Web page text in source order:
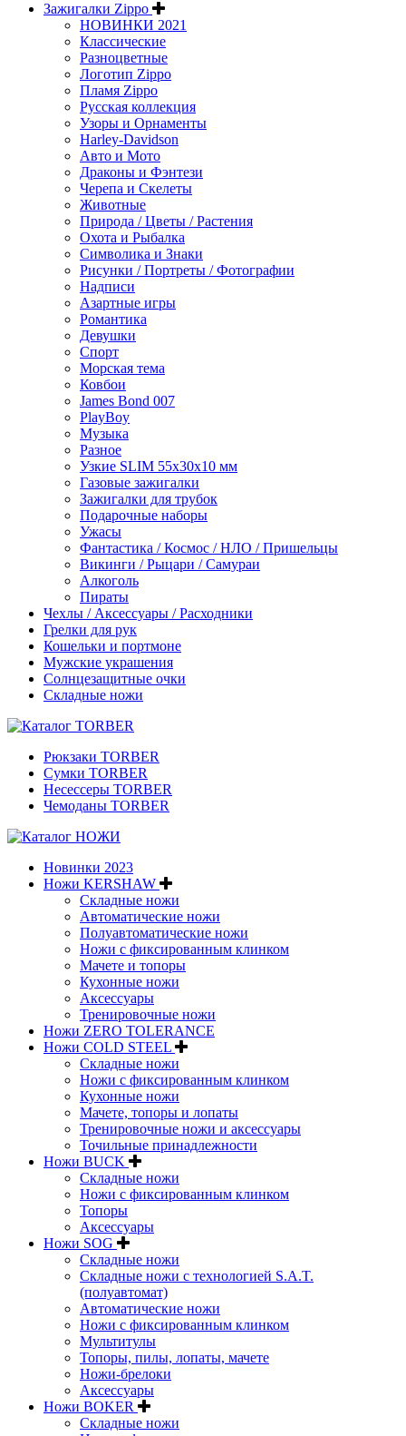
Зажигалки Zippo
НОВИНКИ 2021
Классические
Разноцветные
Логотип Zippo
Пламя Zippo
Русская коллекция
Узоры и Орнаменты
Harley-Davidson
Авто и Мото
Драконы и Фэнтези
Черепа и Скелеты
Животные
Природа / Цветы / Растения
Охота и Рыбалка
Символика и Знаки
Рисунки / Портреты / Фотографии
Надписи
Азартные игры
Романтика
Девушки
Спорт
Морская тема
Ковбои
James Bond 007
PlayBoy
Музыка
Разное
Узкие SLIM 55x30x10 мм
Газовые зажигалки
Зажигалки для трубок
Подарочные наборы
Ужасы
Фантастика / Космос / НЛО / Пришельцы
Викинги / Рыцари / Самураи
Алкоголь
Пираты
Чехлы / Аксессуары / Расходники
Грелки для рук
Кошельки и портмоне
Мужские украшения
Солнцезащитные очки
Складные ножи
Рюкзаки TORBER
Сумки TORBER
Несессеры TORBER
Чемоданы TORBER
Новинки 2023
Ножи KERSHAW
Складные ножи
Автоматические ножи
Полуавтоматические ножи
Ножи с фиксированным клинком
Мачете и топоры
Кухонные ножи
Аксессуары
Тренировочные ножи
Ножи ZERO TOLERANCE
Ножи COLD STEEL
Складные ножи
Ножи с фиксированным клинком
Кухонные ножи
Мачете, топоры и лопаты
Тренировочные ножи и аксессуары
Точильные принадлежности
Ножи BUCK
Складные ножи
Ножи с фиксированным клинком
Топоры
Аксессуары
Ножи SOG
Складные ножи
Складные ножи с технологией S.A.T.
(полуавтомат)
Автоматические ножи
Ножи с фиксированным клинком
Мультитулы
Топоры, пилы, лопаты, мачете
Ножи-брелоки
Аксессуары
Ножи BOKER
Складные ножи